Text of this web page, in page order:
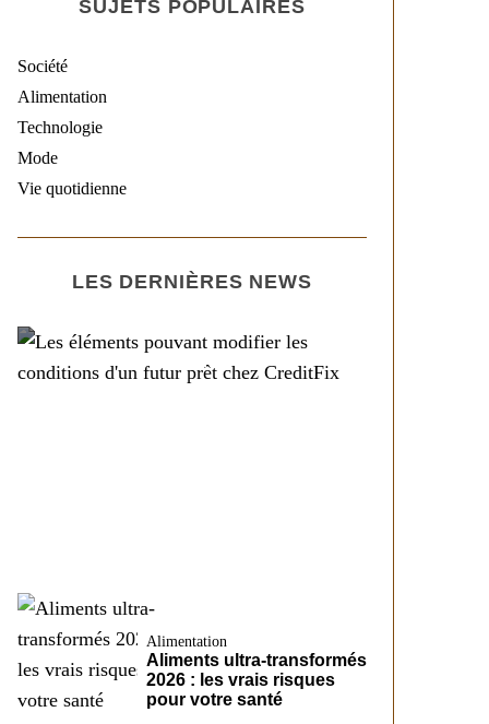
SUJETS POPULAIRES
Société
Alimentation
Technologie
Mode
Vie quotidienne
LES DERNIÈRES NEWS
Société
Alimentation
Aliments ultra-transformés
2026 : les vrais risques
pour votre santé